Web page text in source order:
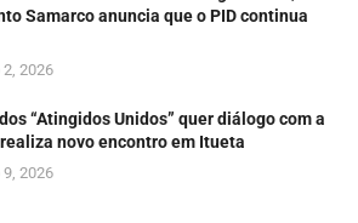
Samarco anuncia que o PID continua
2, 2026
“Atingidos Unidos” quer diálogo com a
novo encontro em Itueta
9, 2026